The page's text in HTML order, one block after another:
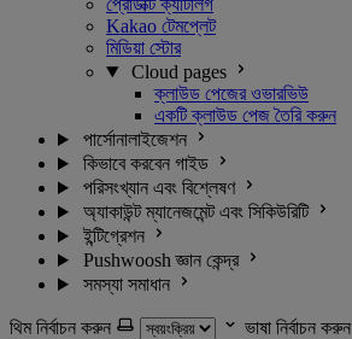
প্রোডাক্ট ক্যাটালগ
Kakao টেমপ্লেট
মিডিয়া স্টোর
Cloud pages
ক্লাউড পেজের ওভারভিউ
একটি ক্লাউড পেজ তৈরি করুন
পার্সোনালাইজেশন
কিভাবে করবেন গাইড
পরিসংখ্যান এবং বিশ্লেষণ
অ্যাকাউন্ট ম্যানেজমেন্ট এবং সিকিউরিটি
ইন্টিগ্রেশন
Pushwoosh জ্ঞান কেন্দ্র
সমস্যা সমাধান
থিম নির্বাচন করুন
ভাষা নির্বাচন করুন